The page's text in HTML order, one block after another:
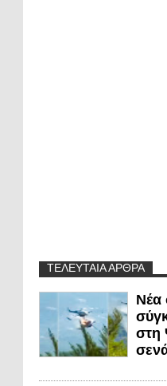
ΤΕΛΕΥΤΑΙΑ ΑΡΘΡΑ
Νέα
στη